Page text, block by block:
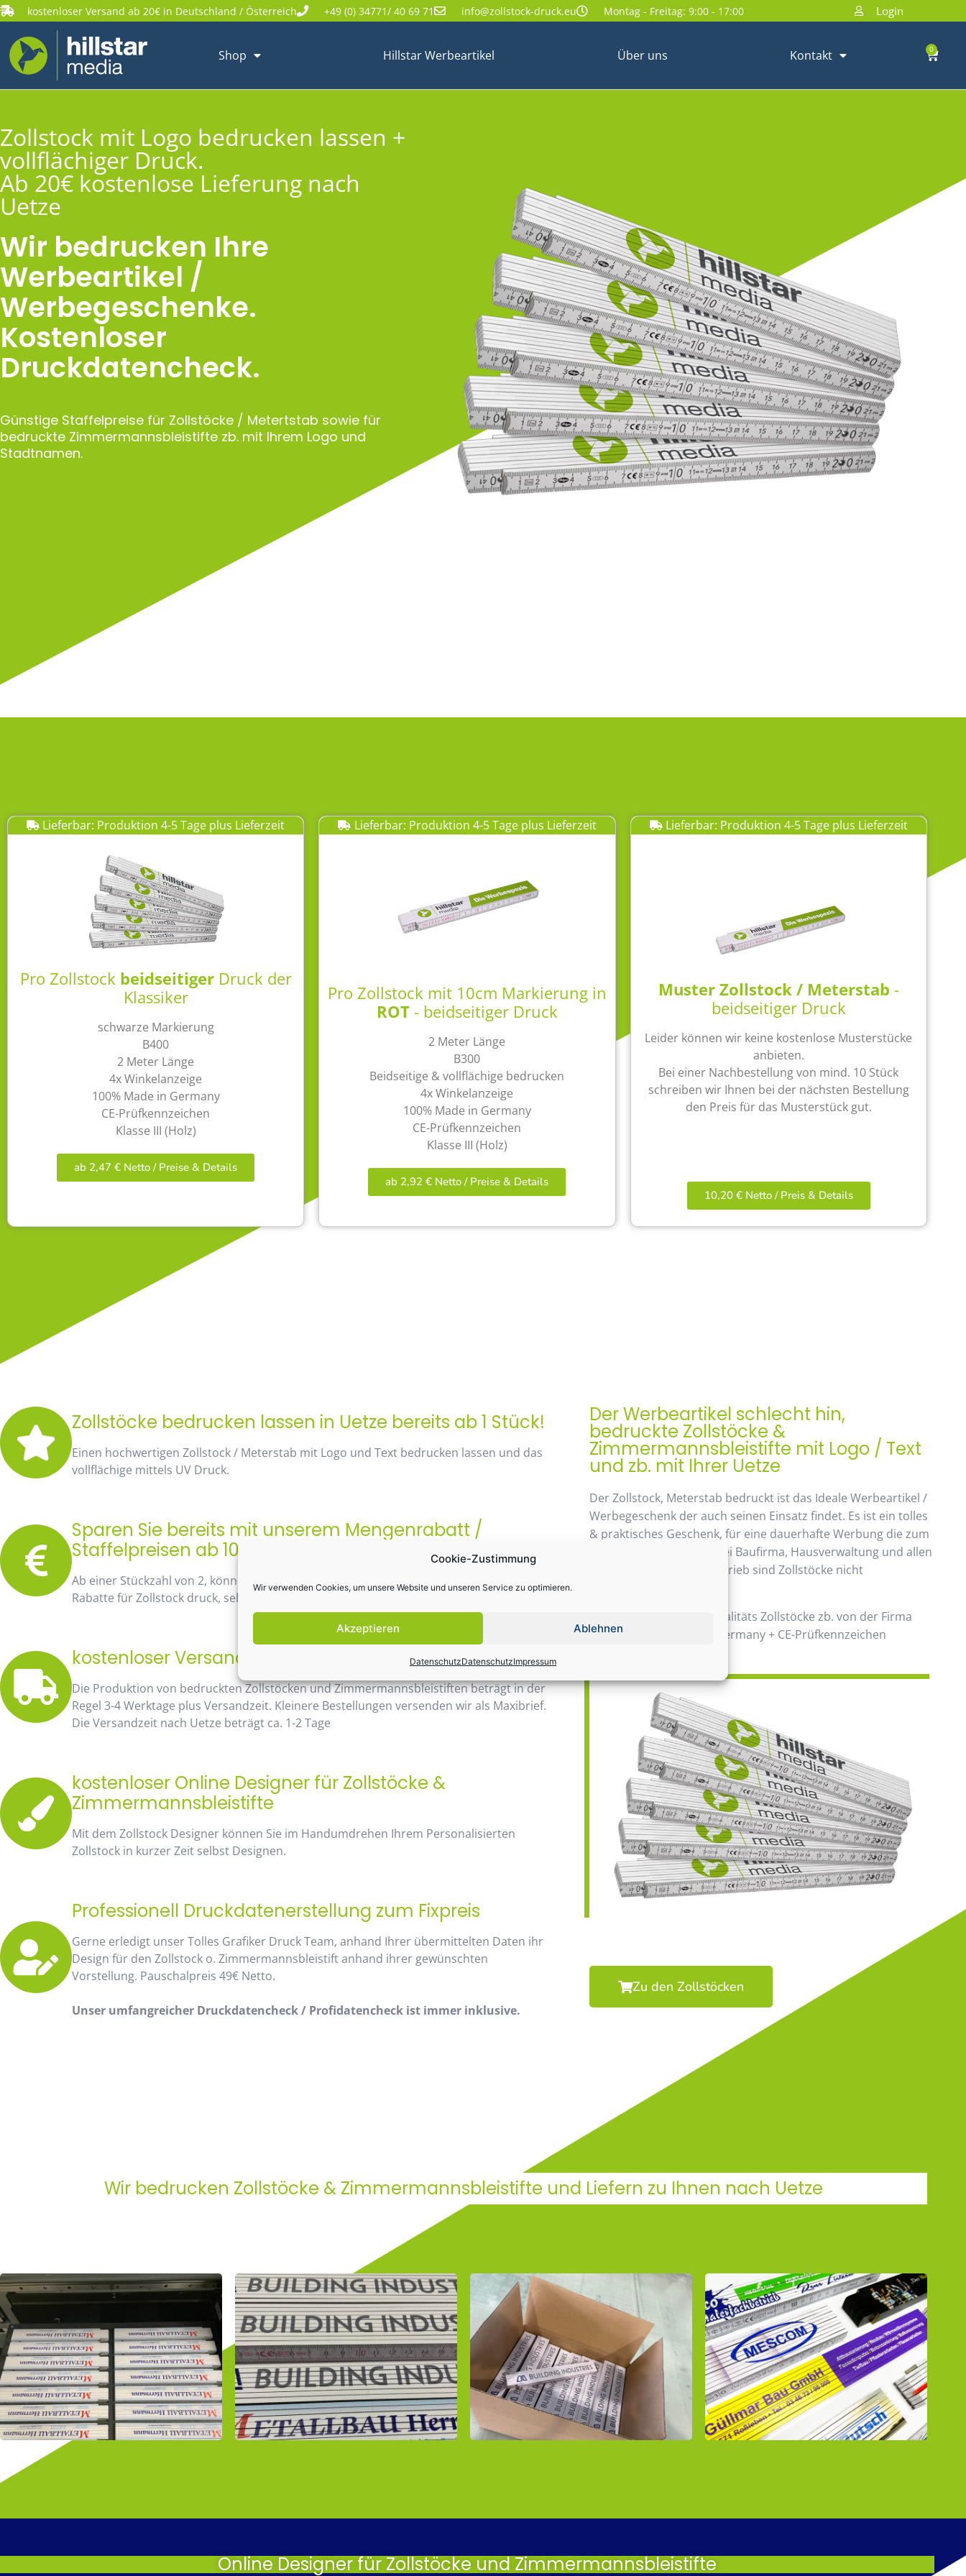
Cookie-Zustimmung
Wir verwenden Cookies, um unsere Website und unseren Service zu optimieren.
Akzeptieren Ablehnen
DatenschutzDatenschutzImpressum
kostenloser Versand ab 20€ in Deutschland / Österreich +49 (0) 34771/ 40 69 71 info@zollstock-druck.eu Montag - Freitag: 9:00 - 17:00 Login
Shop Hillstar Werbeartikel Über uns Kontakt 0
Zollstock mit Logo bedrucken lassen +
vollflächiger Druck.
Ab 20€ kostenlose Lieferung nach
Uetze
Wir bedrucken Ihre
Werbeartikel /
Werbegeschenke.
Kostenloser
Druckdatencheck.
Günstige Staffelpreise für Zollstöcke / Metertstab sowie für
bedruckte Zimmermannsbleistifte zb. mit Ihrem Logo und
Stadtnamen.
Lieferbar: Produktion 4-5 Tage plus Lieferzeit
Pro Zollstock beidseitiger Druck der
Klassiker
schwarze Markierung
B400
2 Meter Länge
4x Winkelanzeige
100% Made in Germany
CE-Prüfkennzeichen
Klasse III (Holz)
ab 2,47 € Netto / Preise & Details
Lieferbar: Produktion 4-5 Tage plus Lieferzeit
Pro Zollstock mit 10cm Markierung in
ROT- beidseitiger Druck
2 Meter Länge
B300
Beidseitige & vollflächige bedrucken
4x Winkelanzeige
100% Made in Germany
CE-Prüfkennzeichen
Klasse III (Holz)
ab 2,92 € Netto / Preise & Details
Lieferbar: Produktion 4-5 Tage plus Lieferzeit
Muster Zollstock / Meterstab -
beidseitiger Druck
Leider können wir keine kostenlose Musterstücke
anbieten.
Bei einer Nachbestellung von mind. 10 Stück
schreiben wir Ihnen bei der nächsten Bestellung
den Preis für das Musterstück gut.
10,20 € Netto / Preis & Details
Zollstöcke bedrucken lassen in Uetze bereits ab 1 Stück!
Einen hochwertigen Zollstock / Meterstab mit Logo und Text bedrucken lassen und das
vollflächige mittels UV Druck.
Sparen Sie bereits mit unserem Mengenrabatt /
Staffelpreisen ab 10 Stück fast 48%
Ab einer Stückzahl von 2, können Sie bereits von unserem Mengenrabatt profitieren. Die
Rabatte für Zollstock druck, sehen Sie sofort anhand der Staffelpreise.
kostenloser Versand bereits ab 20 Euro
Die Produktion von bedruckten Zollstöcken und Zimmermannsbleistiften beträgt in der
Regel 3-4 Werktage plus Versandzeit. Kleinere Bestellungen versenden wir als Maxibrief.
Die Versandzeit nach Uetze beträgt ca. 1-2 Tage
kostenloser Online Designer für Zollstöcke &
Zimmermannsbleistifte
Mit dem Zollstock Designer können Sie im Handumdrehen Ihrem Personalisierten
Zollstock in kurzer Zeit selbst Designen.
Professionell Druckdatenerstellung zum Fixpreis
Gerne erledigt unser Tolles Grafiker Druck Team, anhand Ihrer übermittelten Daten ihr
Design für den Zollstock o. Zimmermannsbleistift anhand ihrer gewünschten
Vorstellung. Pauschalpreis 49€ Netto.
Unser umfangreicher Druckdatencheck / Profidatencheck ist immer inklusive.
Der Werbeartikel schlecht hin,
bedruckte Zollstöcke &
Zimmermannsbleistifte mit Logo / Text
und zb. mit Ihrer Uetze
Der Zollstock, Meterstab bedruckt ist das Ideale Werbeartikel /
Werbegeschenk der auch seinen Einsatz findet. Es ist ein tolles
& praktisches Geschenk, für eine dauerhafte Werbung die zum
Einsatz kommt. Beliebt bei Baufirma, Hausverwaltung und allen
möglichen Handwerksbetrieb sind Zollstöcke nicht
Daher wir verwenden Qualitäts Zollstöcke zb. von der Firma
Bauma / 100% Made in Germany + CE-Prüfkennzeichen
Zu den Zollstöcken
Wir bedrucken Zollstöcke & Zimmermannsbleistifte und Liefern zu Ihnen nach Uetze
Online Designer für Zollstöcke und Zimmermannsbleistifte